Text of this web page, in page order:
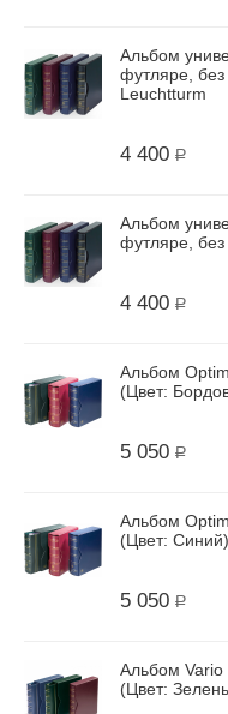
Альбом
футляре,
Leuchtturm
4 400 Р
Альбом
футляре,
4 400 Р
Альбом
(Цвет:
5 050 Р
Альбом
(Цвет:
5 050 Р
Альбом Vario
(Цвет: